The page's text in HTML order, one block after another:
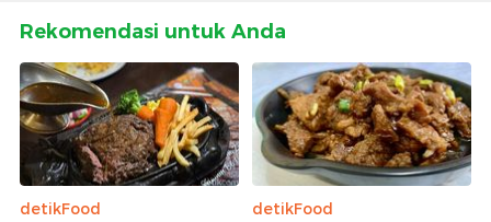
Rekomendasi untuk Anda
detikFood
detikFood